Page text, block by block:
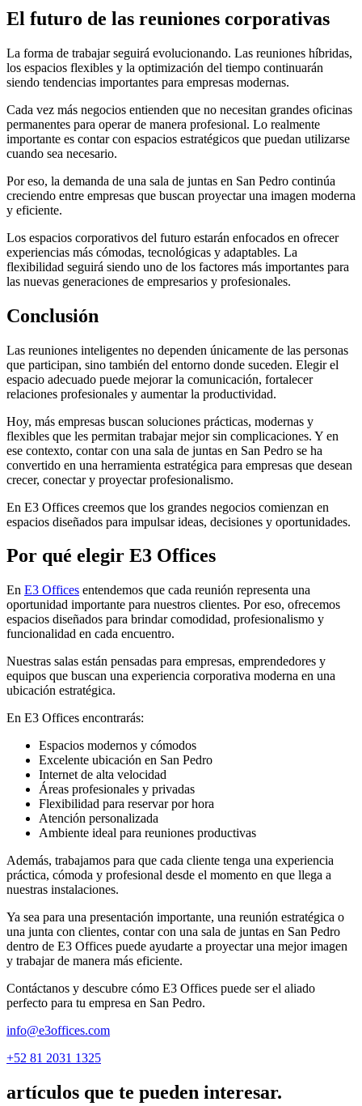
El futuro de las reuniones corporativas
La forma de trabajar seguirá evolucionando. Las reuniones híbridas,
los espacios flexibles y la optimización del tiempo continuarán
siendo tendencias importantes para empresas modernas.
Cada vez más negocios entienden que no necesitan grandes oficinas
permanentes para operar de manera profesional. Lo realmente
importante es contar con espacios estratégicos que puedan utilizarse
cuando sea necesario.
Por eso, la demanda de una sala de juntas en San Pedro continúa
creciendo entre empresas que buscan proyectar una imagen moderna
y eficiente.
Los espacios corporativos del futuro estarán enfocados en ofrecer
experiencias más cómodas, tecnológicas y adaptables. La
flexibilidad seguirá siendo uno de los factores más importantes para
las nuevas generaciones de empresarios y profesionales.
Conclusión
Las reuniones inteligentes no dependen únicamente de las personas
que participan, sino también del entorno donde suceden. Elegir el
espacio adecuado puede mejorar la comunicación, fortalecer
relaciones profesionales y aumentar la productividad.
Hoy, más empresas buscan soluciones prácticas, modernas y
flexibles que les permitan trabajar mejor sin complicaciones. Y en
ese contexto, contar con una sala de juntas en San Pedro se ha
convertido en una herramienta estratégica para empresas que desean
crecer, conectar y proyectar profesionalismo.
En E3 Offices creemos que los grandes negocios comienzan en
espacios diseñados para impulsar ideas, decisiones y oportunidades.
Por qué elegir E3 Offices
En E3 Offices entendemos que cada reunión representa una
oportunidad importante para nuestros clientes. Por eso, ofrecemos
espacios diseñados para brindar comodidad, profesionalismo y
funcionalidad en cada encuentro.
Nuestras salas están pensadas para empresas, emprendedores y
equipos que buscan una experiencia corporativa moderna en una
ubicación estratégica.
En E3 Offices encontrarás:
Espacios modernos y cómodos
Excelente ubicación en San Pedro
Internet de alta velocidad
Áreas profesionales y privadas
Flexibilidad para reservar por hora
Atención personalizada
Ambiente ideal para reuniones productivas
Además, trabajamos para que cada cliente tenga una experiencia
práctica, cómoda y profesional desde el momento en que llega a
nuestras instalaciones.
Ya sea para una presentación importante, una reunión estratégica o
una junta con clientes, contar con una sala de juntas en San Pedro
dentro de E3 Offices puede ayudarte a proyectar una mejor imagen
y trabajar de manera más eficiente.
Contáctanos y descubre cómo E3 Offices puede ser el aliado
perfecto para tu empresa en San Pedro.
info@e3offices.com
+52 81 2031 1325
artículos que te pueden interesar.